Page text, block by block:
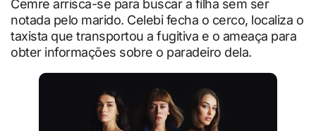
Cemre arrisca-se para buscar a filha sem ser
notada pelo marido. Celebi fecha o cerco, localiza o
taxista que transportou a fugitiva e o ameaça para
obter informações sobre o paradeiro dela.